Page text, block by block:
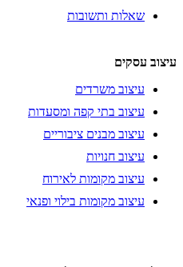
שאלות ותשובות
עיצוב עסקים
עיצוב משרדים
עיצוב בתי קפה ומסעדות
עיצוב מבנים ציבוריים
עיצוב חנויות
עיצוב מקומות לאירוח
עיצוב מקומות בילוי ופנאי